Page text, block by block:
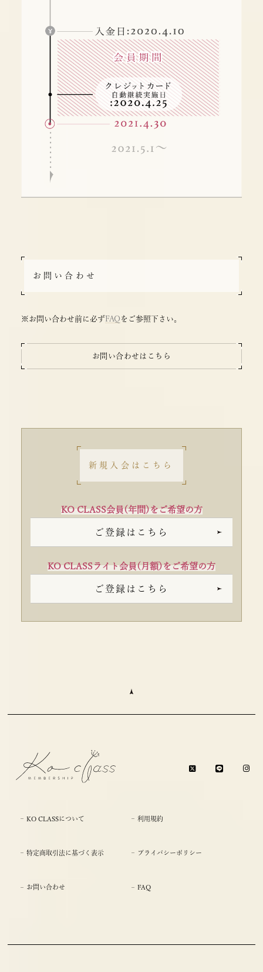
お問い合わせ
※お問い合わせ前に必ず FAQ をご参照下さい。
お問い合わせはこちら
新規入会はこちら
KO CLASS会員(年間)をご希望の方
ご登録はこちら
KO CLASSライト会員(月額)をご希望の方
ご登録はこちら
KO CLASSについて 利用規約
特定商取引法に基づく表示 プライバシーポリシー
お問い合わせ FAQ